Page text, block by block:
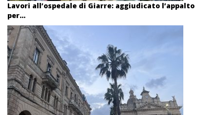
Lavori all’ospedale di Giarre: aggiudicato l’appalto
per...